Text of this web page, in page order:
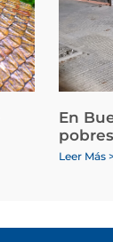
En
Leer Más